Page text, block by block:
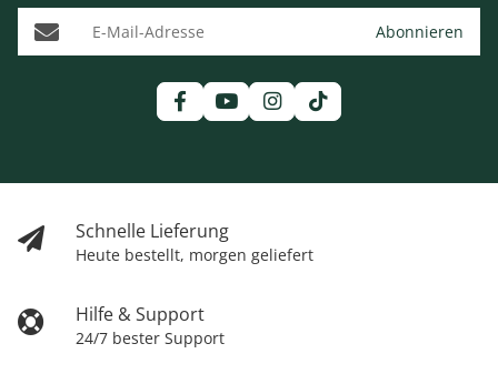
Schnelle Lieferung
Heute bestellt, morgen geliefert
Hilfe & Support
24/7 bester Support
E-Mail-Adresse Abonnieren